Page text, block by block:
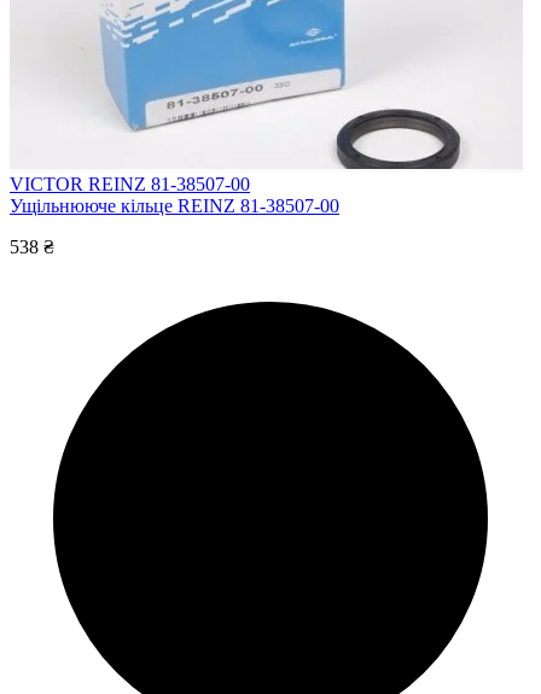
VICTOR REINZ 81-38507-00
Ущільнююче кільце REINZ 81-38507-00
538 ₴